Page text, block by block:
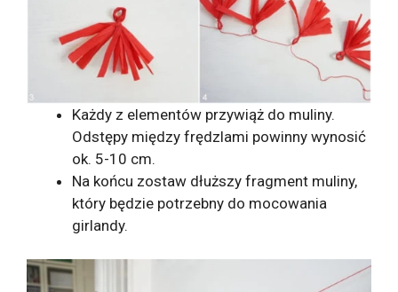
Każdy z elementów przywiąż do muliny.
Odstępy między frędzlami powinny wynosić
ok. 5-10 cm.
Na końcu zostaw dłuższy fragment muliny,
który będzie potrzebny do mocowania
girlandy.